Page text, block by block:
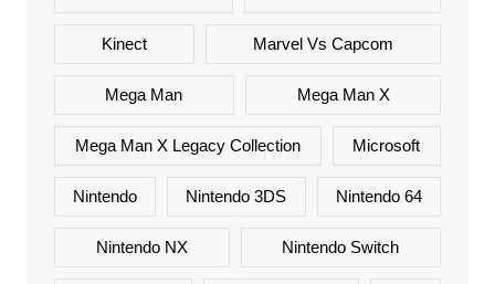
Kinect Marvel Vs Capcom
Mega Man Mega Man X
Mega Man X Legacy Collection Microsoft
Nintendo Nintendo 3DS Nintendo 64
Nintendo NX Nintendo Switch